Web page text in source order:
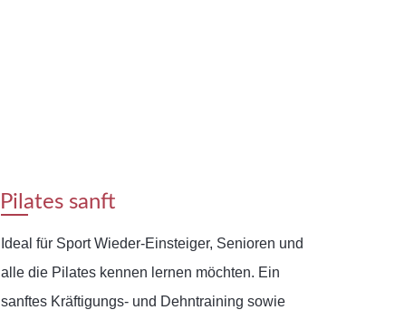
Pilates sanft
Ideal für Sport Wieder-Einsteiger, Senioren und
alle die Pilates kennen lernen möchten. Ein
sanftes Kräftigungs- und Dehntraining sowie